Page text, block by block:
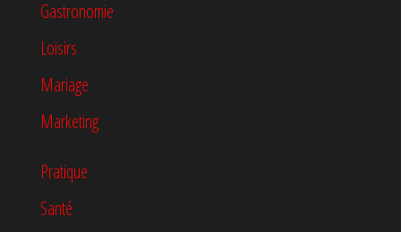
Gastronomie
Loisirs
Mariage
Marketing
Pratique
Santé